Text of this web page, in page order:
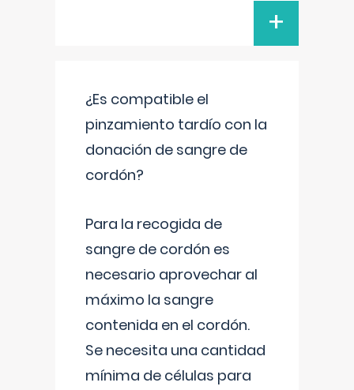
+
¿Es compatible el
pinzamiento tardío con la
donación de sangre de
cordón?
Para la recogida de
sangre de cordón es
necesario aprovechar al
máximo la sangre
contenida en el cordón.
Se necesita una cantidad
mínima de células para